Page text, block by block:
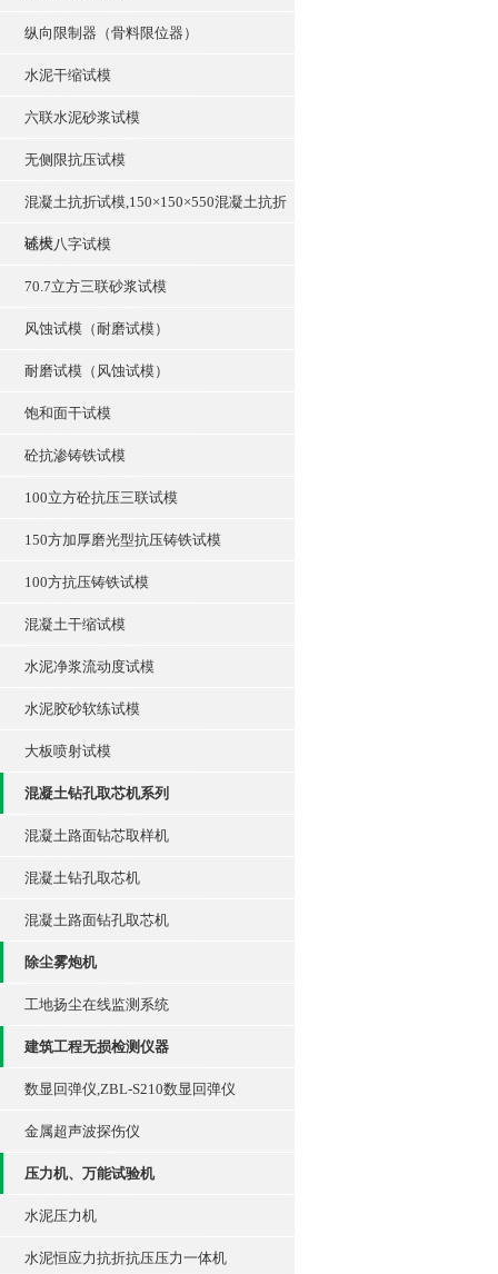
纵向限制器（骨料限位器）
水泥干缩试模
六联水泥砂浆试模
无侧限抗压试模
混凝土抗折试模,150×150×550混凝土抗折
试模
砼大八字试模
70.7立方三联砂浆试模
风蚀试模（耐磨试模）
耐磨试模（风蚀试模）
饱和面干试模
砼抗渗铸铁试模
100立方砼抗压三联试模
150方加厚磨光型抗压铸铁试模
100方抗压铸铁试模
混凝土干缩试模
水泥净浆流动度试模
水泥胶砂软练试模
大板喷射试模
混凝土钻孔取芯机系列
混凝土路面钻芯取样机
混凝土钻孔取芯机
混凝土路面钻孔取芯机
除尘雾炮机
工地扬尘在线监测系统
建筑工程无损检测仪器
数显回弹仪,ZBL-S210数显回弹仪
金属超声波探伤仪
压力机、万能试验机
水泥压力机
水泥恒应力抗折抗压压力一体机